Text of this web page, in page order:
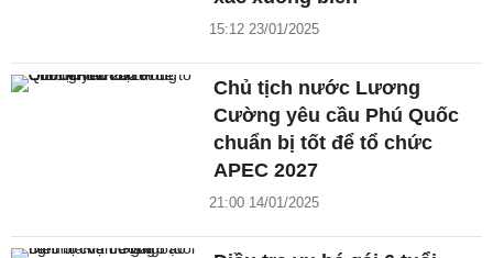
15:12 23/01/2025
Chủ tịch nước Lương
Cường yêu cầu Phú Quốc
chuẩn bị tốt để tổ chức
APEC 2027
21:00 14/01/2025